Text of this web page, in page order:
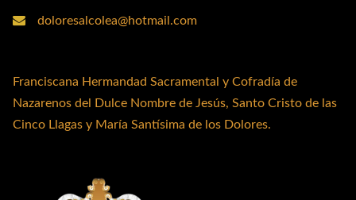
doloresalcolea@hotmail.com
Franciscana Hermandad Sacramental y Cofradía de
Nazarenos del Dulce Nombre de Jesús, Santo Cristo de las
Cinco Llagas y María Santísima de los Dolores.